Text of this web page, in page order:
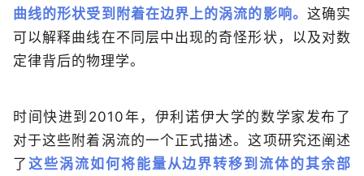
曲线的形状受到附着在边界上的涡流的影响。 这确实
可以解释曲线在不同层中出现的奇怪形状，以及对数
定律背后的物理学。
时间快进到2010年，伊利诺伊大学的数学家发布了
对于这些附着涡流的一个正式描述。这项研究还阐述
了 这些涡流如何将能量从边界转移到流体的其余部